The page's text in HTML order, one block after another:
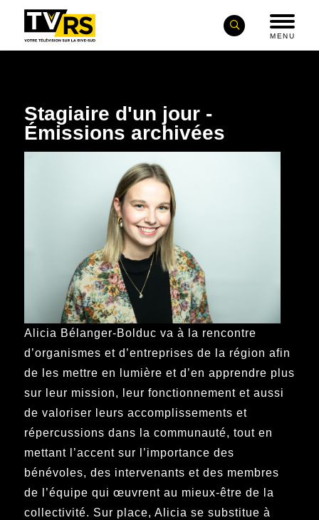
MENU
Stagiaire d'un jour -
Émissions archivées
Alicia Bélanger-Bolduc va à la rencontre
d’organismes et d’entreprises de la région afin
de les mettre en lumière et d’en apprendre plus
sur leur mission, leur fonctionnement et aussi
de valoriser leurs accomplissements et
répercussions dans la communauté, tout en
mettant l’accent sur l’importance des
bénévoles, des intervenants et des membres
de l’équipe qui œuvrent au mieux-être de la
collectivité. Sur place, Alicia se substitue à